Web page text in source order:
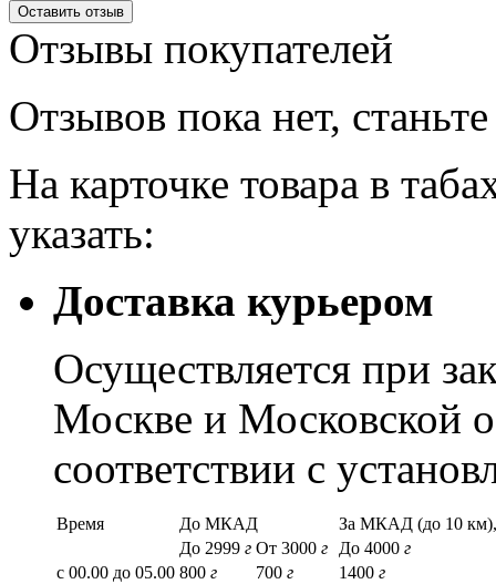
Оставить отзыв
Отзывы покупателей
Отзывов пока нет,
На карточке товара в
указать:
Доставка курьером
Осуществляется при
Москве и Московской
соответствии с
Время До МКАД
За МКАД (до 10
До 2999 г От 3000 г До 4000 г
с 00.00 до 05.00 800 г 700 г 1400 г